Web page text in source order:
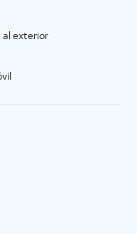
al exterior